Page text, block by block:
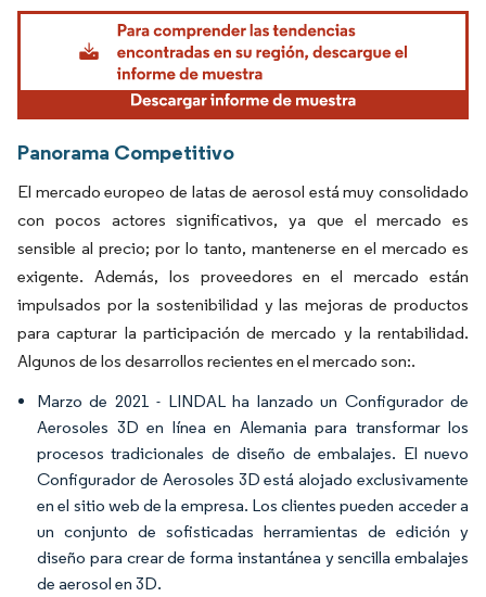
Imagen © Mordor Intelligence. El uso requiere atribución según CC BY 4.0.
Panorama Competitivo
El mercado europeo de latas de aerosol está muy consolidado
con pocos actores significativos, ya que el mercado es
sensible al precio; por lo tanto, mantenerse en el mercado es
exigente. Además, los proveedores en el mercado están
impulsados por la sostenibilidad y las mejoras de productos
para capturar la participación de mercado y la rentabilidad.
Algunos de los desarrollos recientes en el mercado son:.
Marzo de 2021 - LINDAL ha lanzado un Configurador de
Aerosoles 3D en línea en Alemania para transformar los
procesos tradicionales de diseño de embalajes. El nuevo
Configurador de Aerosoles 3D está alojado exclusivamente
en el sitio web de la empresa. Los clientes pueden acceder a
un conjunto de sofisticadas herramientas de edición y
diseño para crear de forma instantánea y sencilla embalajes
de aerosol en 3D.